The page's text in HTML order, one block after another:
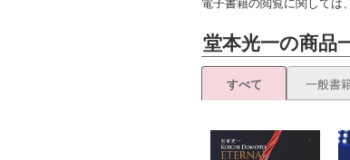
電子書籍の閲覧に関しては
堂本光一の商品
すべて 一般書